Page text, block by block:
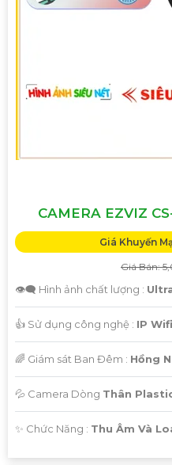
CAMERA EZVIZ
Giá Khuyến
Giá Bán:
👁️‍🗨 Hình ảnh chất lượng :
👍 Sử dụng công nghệ : IP
🌈 Giám sát Ban Đêm : Hồng
💦 Camera Dòng Thân
️✨ Chức Năng : Thu Âm Và